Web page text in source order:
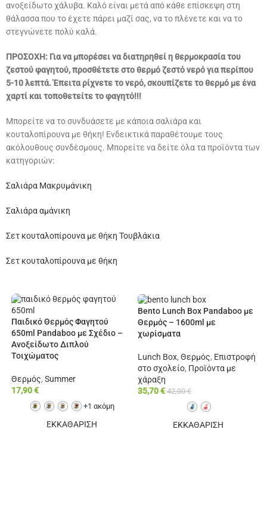
ανοξείδωτο χάλυβα. Καλό είναι μετά από κάθε επίσκεψη στη
θάλασσα που το έχετε πάρει μαζί σας, να το πλένετε και να το
στεγνώνετε πολύ καλά.
ΠΡΟΣΟΧΗ: Για να μπορέσει να διατηρηθεί η θερμοκρασία του
ζεστού φαγητού, προσθέτετε στο θερμό ζεστό νερό για περίπου
5-10 λεπτά. Έπειτα ρίχνετε το νερό, σκουπίζετε το θερμό με ένα
χαρτί και τοποθετείτε το φαγητό!!!
Μπορείτε να το συνδυάσετε με κάποια σαλιάρα και
κουταλοπίρουνα με θήκη! Ενδεικτικά παραθέτουμε τους
ακόλουθους συνδέσμους. Μπορείτε να δείτε όλα τα προϊόντα των
κατηγοριών:
Σαλιάρα Μακρυμάνικη
Σαλιάρα αμάνικη
Σετ κουταλοπίρουνα με θήκη Τουβλάκια
Σετ κουταλοπίρουνα με θήκη
Παιδικό Θερμός Φαγητού
650ml Pandaboo με Σχέδιο –
Ανοξείδωτο Διπλού
Τοιχώματος
Θερμός, Summer
17,90€
+1 ακόμη
ΕΚΚΑΘΑΡΙΣΗ
Bento Lunch Box Pandaboo με
Θερμός – 1600ml με
χωρίσματα
Lunch Box, Θερμός, Επιστροφή
στο σχολείο, Προϊόντα με
χάραξη
35,70€ 42,00€
ΕΚΚΑΘΑΡΙΣΗ